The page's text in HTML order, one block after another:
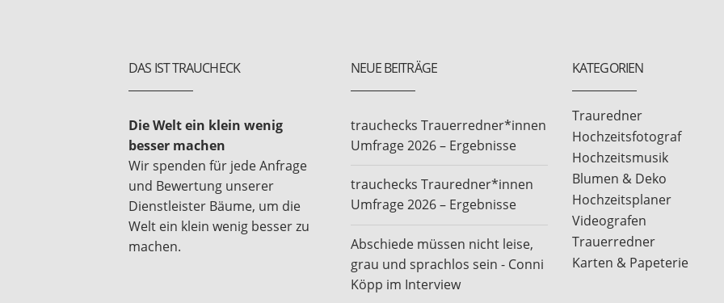
DAS IST TRAUCHECK
Die Welt ein klein wenig
besser machen
Wir spenden für jede Anfrage
und Bewertung unserer
Dienstleister Bäume, um die
Welt ein klein wenig besser zu
machen.
NEUE BEITRÄGE
trauchecks Trauerredner*innen
Umfrage 2026 – Ergebnisse
trauchecks Trauredner*innen
Umfrage 2026 – Ergebnisse
Abschiede müssen nicht leise,
grau und sprachlos sein - Conni
Köpp im Interview
KATEGORIEN
Trauredner
Hochzeitsfotograf
Hochzeitsmusik
Blumen & Deko
Hochzeitsplaner
Videografen
Trauerredner
Karten & Papeterie